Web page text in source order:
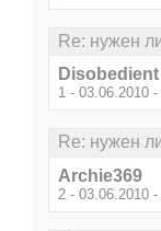
Re: нужен
Disobedient
1 - 03.06.2010
Re: нужен
Archie369
2 - 03.06.2010